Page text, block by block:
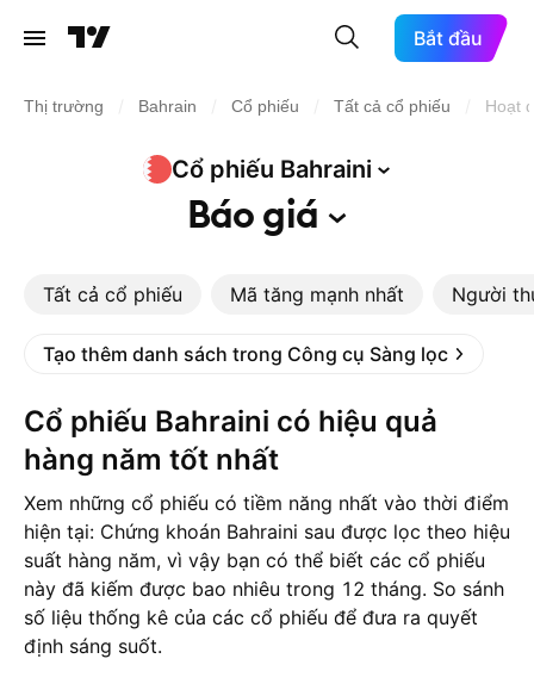
Bắt đầu
Thị trường Bahrain Cổ phiếu Tất cả cổ phiếu Hoạt
Cổ phiếu Bahraini
Báogiá
Tất cả cổ phiếu Mã tăng mạnh nhất Người
Tạo thêm danh sách trong Công cụ Sàng lọc
Cổ phiếu Bahraini có hiệu quả
hàng năm tốt nhất
Xem những cổ phiếu có tiềm năng nhất vào thời điểm
hiện tại: Chứng khoán Bahraini sau được lọc theo hiệu
suất hàng năm, vì vậy bạn có thể biết các cổ phiếu
này đã kiếm được bao nhiêu trong 12 tháng. So sánh
số liệu thống kê của các cổ phiếu để đưa ra quyết
định sáng suốt.